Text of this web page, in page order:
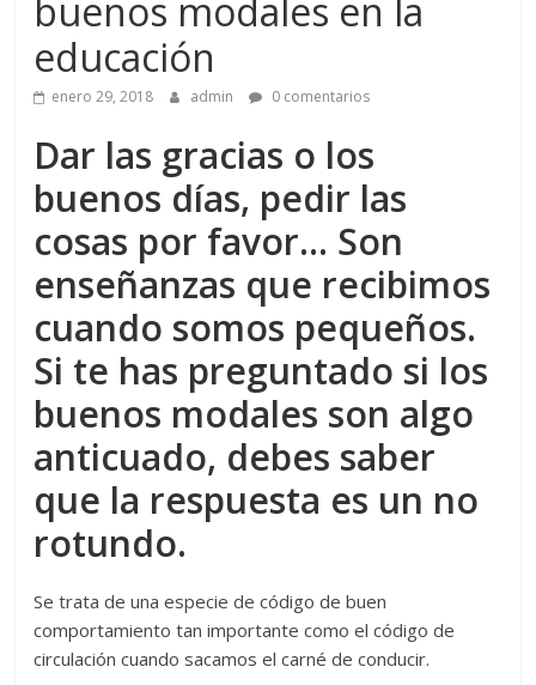
buenos modales en la
educación
enero 29, 2018 admin 0 comentarios
Dar las gracias o los
buenos días, pedir las
cosas por favor… Son
enseñanzas que recibimos
cuando somos pequeños.
Si te has preguntado si los
buenos modales son algo
anticuado, debes saber
que la respuesta es un no
rotundo.
Se trata de una especie de código de buen
comportamiento tan importante como el código de
circulación cuando sacamos el carné de conducir.